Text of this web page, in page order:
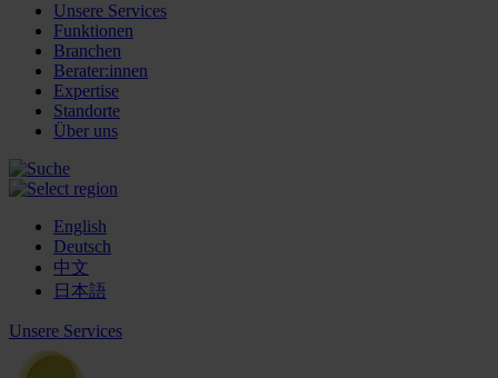
Unsere Services
Funktionen
Branchen
Berater:innen
Expertise
Standorte
Über uns
English
Deutsch
中文
日本語
Unsere Services